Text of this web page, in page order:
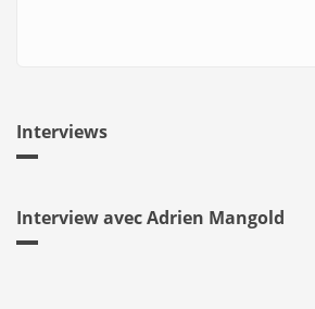
Interviews
Interview avec Adrien Mangold